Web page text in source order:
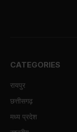
CATEGORIES
रायपुर
छत्तीसगढ़
मध्य प्रदेश